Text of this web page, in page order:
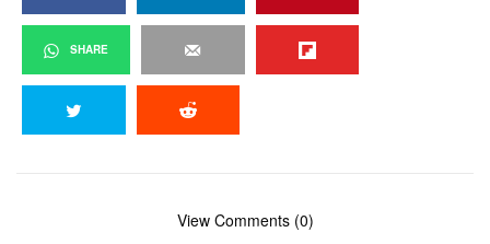
SHARE
View Comments (0)